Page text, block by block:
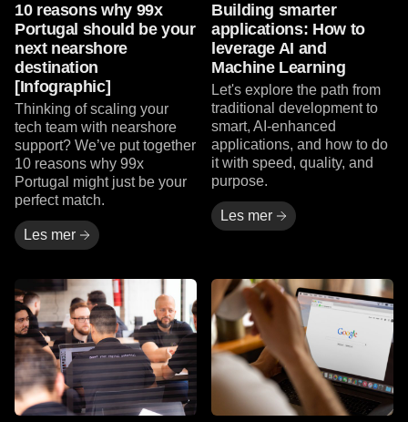
10 reasons why 99x
Portugal should be your
next nearshore
destination
[Infographic]
Thinking of scaling your
tech team with nearshore
support? We’ve put together
10 reasons why 99x
Portugal might just be your
perfect match.
Les mer
Building smarter
applications: How to
leverage AI and
Machine Learning
Let's explore the path from
traditional development to
smart, AI-enhanced
applications, and how to do
it with speed, quality, and
purpose.
Les mer
Les mer Les mer